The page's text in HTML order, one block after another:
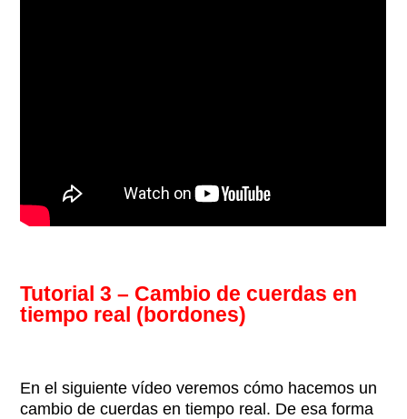
Tutorial 3 – Cambio de cuerdas en
tiempo real (bordones)
En el siguiente vídeo veremos cómo hacemos un
cambio de cuerdas en tiempo real. De esa forma